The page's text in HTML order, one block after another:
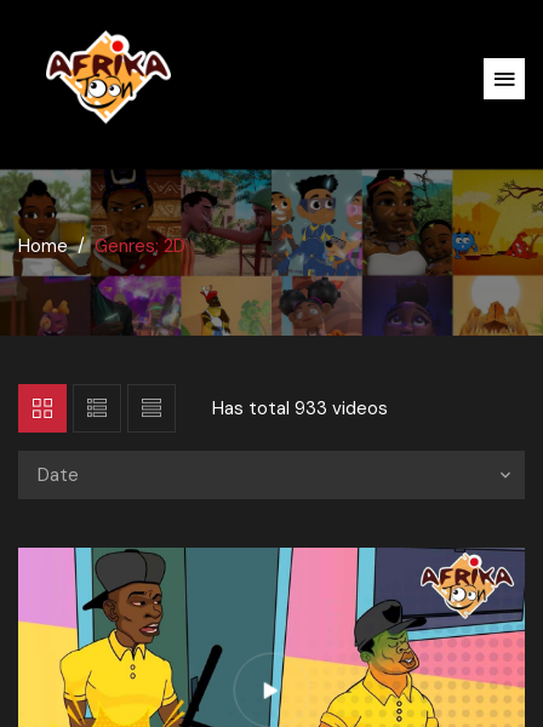
Home Genres: 2D
Has total 933 videos
Date